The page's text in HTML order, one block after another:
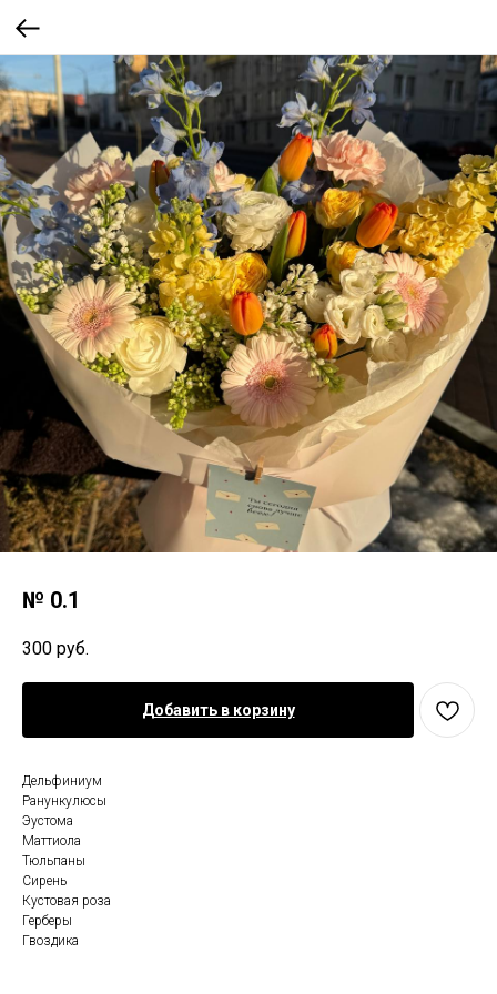
№ 0.1
300 руб.
Добавить в корзину
Дельфиниум
Ранункулюсы
Эустома
Маттиола
Тюльпаны
Сирень
Кустовая роза
Герберы
Гвоздика